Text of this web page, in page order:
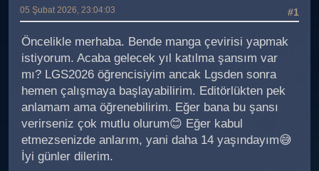
#1
05 Şubat 2026, 23:04:03
Öncelikle merhaba. Bende manga çevirisi yapmak
istiyorum. Acaba gelecek yıl katılma şansım var
mı? LGS2026 öğrencisiyim ancak Lgsden sonra
hemen çalışmaya başlayabilirim. Editörlükten pek
anlamam ama öğrenebilirim. Eğer bana bu şansı
verirseniz çok mutlu olurum😊 Eğer kabul
etmezsenizde anlarım, yani daha 14 yaşındayım😅
İyi günler dilerim.